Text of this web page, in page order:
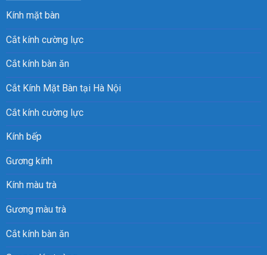
Kính mặt bàn
Cắt kính cường lực
Cắt kính bàn ăn
Cắt Kính Mặt Bàn tại Hà Nội
Cắt kính cường lực
Kính bếp
Gương kính
Kính màu trà
Gương màu trà
Cắt kính bàn ăn